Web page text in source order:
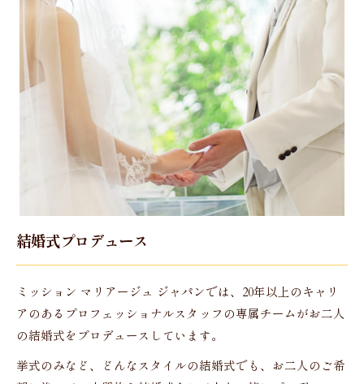
結婚式プロデュース
ミッション マリアージュ ジャパンでは、20年以上のキャリ
アのあるプロフェッショナルスタッフの専属チームがお二人
の結婚式をプロデュースしています。
挙式のみなど、どんなスタイルの結婚式でも、お二人のご希